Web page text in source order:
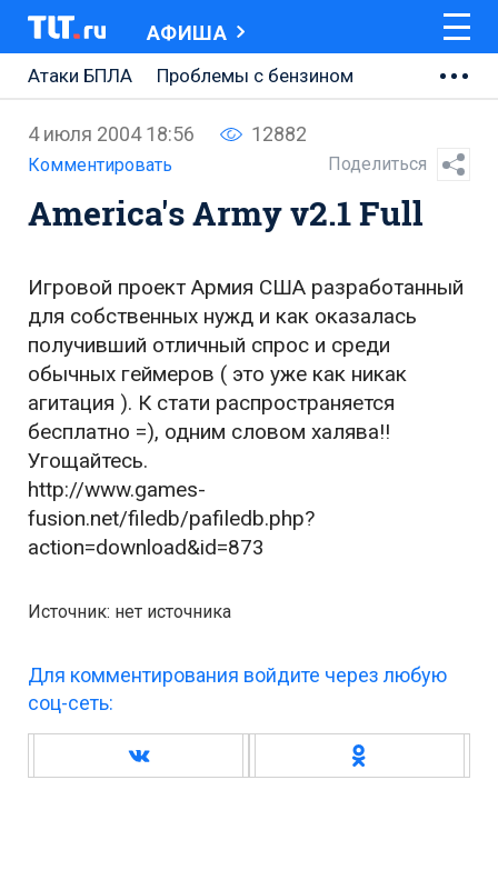
АФИША
Атаки БПЛА
Проблемы с бензином
Ремонт Центральной площади
Ремонт Обводного шоссе
Неделя Тольятти
4 июля 2004 18:56 12882
Комментировать Поделиться
America's Army v2.1 Full
Игровой проект Армия США разработанный
для собственных нужд и как оказалась
получивший отличный спрос и среди
обычных геймеров ( это уже как никак
агитация ). К стати распространяется
бесплатно =), одним словом халява!!
Угощайтесь.
http://www.games-
fusion.net/filedb/pafiledb.php?
action=download&id=873
Источник: нет источника
Для комментирования войдите через любую
соц-сеть: